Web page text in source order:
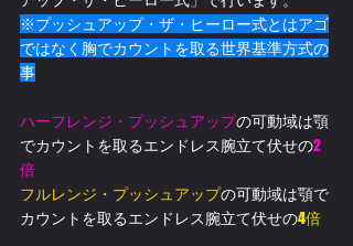
※プッシュアップ・ザ・ヒーロー式とはアゴ
ではなく胸でカウントを取る世界基準方式の
事
ハーフレンジ・プッシュアップの可動域は顎
でカウントを取るエンドレス腕立て伏せの2
倍
フルレンジ・プッシュアップの可動域は顎で
カウントを取るエンドレス腕立て伏せの4倍